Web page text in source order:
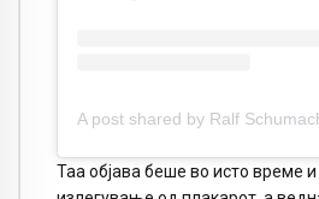
Таа објава беше во исто време и